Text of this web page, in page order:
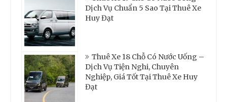
Dịch Vụ Chuẩn 5 Sao Tại Thuê Xe
Huy Đạt
Thuê Xe 18 Chỗ Có Nước Uống –
Dịch Vụ Tiện Nghi, Chuyên
Nghiệp, Giá Tốt Tại Thuê Xe Huy
Đạt